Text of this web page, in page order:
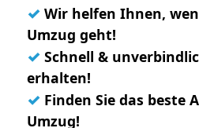
✓ Wir helfen Ihnen,
Umzug geht!
✓ Schnell &
erhalten!
✓ Finden Sie das beste
Umzug!